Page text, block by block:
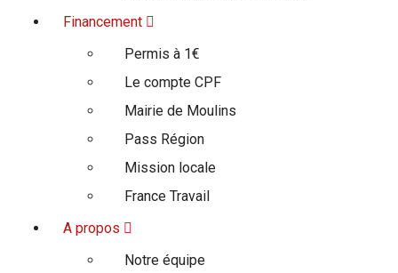
Financement
Permis à 1€
Le compte CPF
Mairie de Moulins
Pass Région
Mission locale
France Travail
A propos
Notre équipe